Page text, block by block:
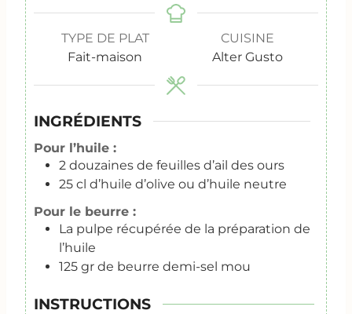
TYPE DE PLAT
Fait-maison
CUISINE
Alter Gusto
INGRÉDIENTS
Pour l’huile :
2 douzaines de feuilles d’ail des ours
25 cl d’huile d’olive ou d’huile neutre
Pour le beurre :
La pulpe récupérée de la préparation de
l’huile
125 gr de beurre demi-sel mou
INSTRUCTIONS